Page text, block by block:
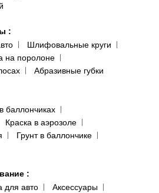
:
Шлифовальные круги
на поролоне
Абразивные губки
баллончиках
Краска в аэрозоле
Грунт в баллончике
:
для авто
Аксессуары